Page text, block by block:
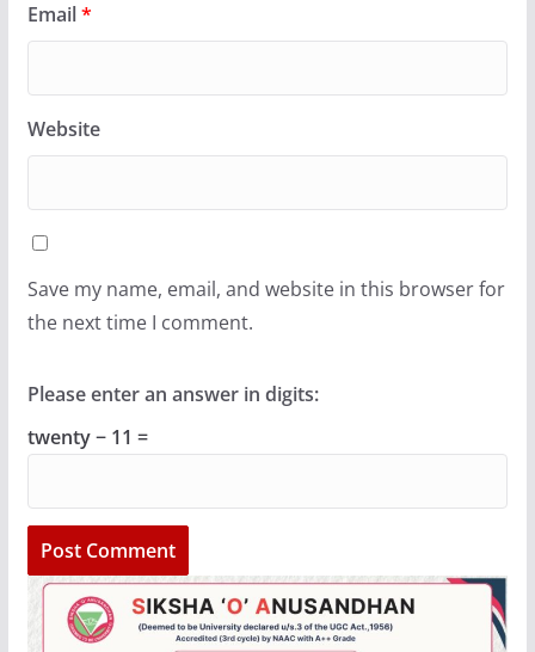
Email*
Website
Save my name, email, and website in this browser for
the next time I comment.
Please enter an answer in digits:
twenty − 11 =